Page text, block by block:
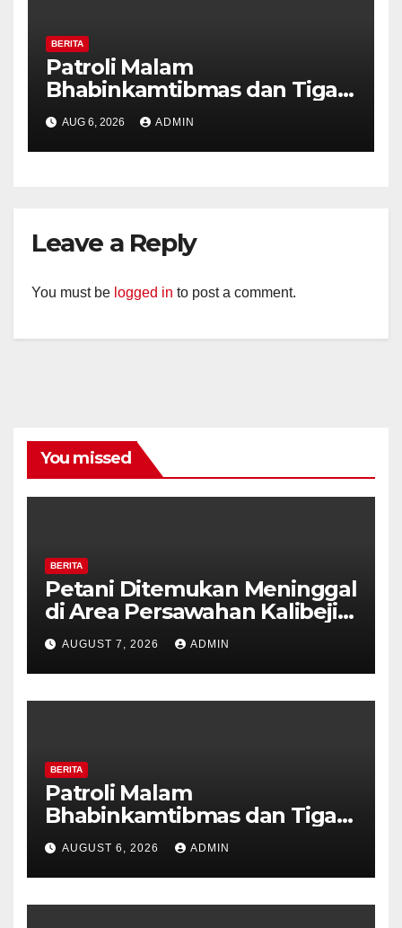
BERITA
Patroli Malam
Bhabinkamtibmas dan Tiga
Pilar Kelurahan Ungaran
Perkuat Kamtibmas, Warga
Diajak Aktifkan Ronda
AUG 6, 2026 ADMIN
Leave a Reply
You must be logged in to post a comment.
You missed
BERITA
Petani Ditemukan Meninggal
di Area Persawahan Kalibeji,
Polisi Pastikan Tidak Ada
Tanda Kekerasan
AUGUST 7, 2026 ADMIN
BERITA
Patroli Malam
Bhabinkamtibmas dan Tiga
Pilar Kelurahan Ungaran
Perkuat Kamtibmas, Warga
Diajak Aktifkan Ronda
AUGUST 6, 2026 ADMIN